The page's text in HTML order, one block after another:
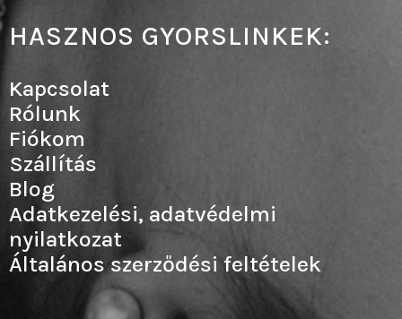
HASZNOS GYORSLINKEK:
Kapcsolat
Rólunk
Fiókom
Szállítás
Blog
Adatkezelési, adatvédelmi
nyilatkozat
Általános szerződési feltételek